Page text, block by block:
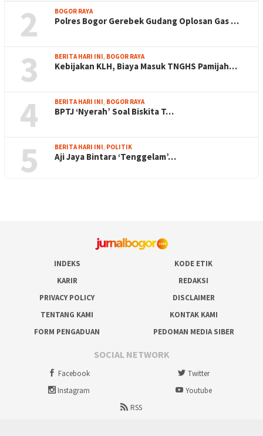
2 BOGOR RAYA
Polres Bogor Gerebek Gudang Oplosan Gas …
3 BERITA HARI INI, BOGOR RAYA
Kebijakan KLH, Biaya Masuk TNGHS Pamijah…
4 BERITA HARI INI, BOGOR RAYA
BPTJ ‘Nyerah’ Soal Biskita T…
5 BERITA HARI INI, POLITIK
Aji Jaya Bintara ‘Tenggelam’…
INDEKS
KODE ETIK
KARIR
REDAKSI
PRIVACY POLICY
DISCLAIMER
TENTANG KAMI
KONTAK KAMI
FORM PENGADUAN
PEDOMAN MEDIA SIBER
SOCIAL NETWORK
Facebook
Twitter
Instagram
Youtube
RSS